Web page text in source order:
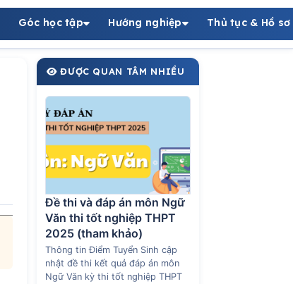
Góc học tập Hướng nghiệp Thủ tục & Hồ
ĐƯỢC QUAN TÂM NHIỀU
Đề thi và đáp án môn Ngữ
Văn thi tốt nghiệp THPT
2025 (tham khảo)
Thông tin Điểm Tuyển Sinh cập
nhật đề thi kết quả đáp án môn
Ngữ Văn kỳ thi tốt nghiệp THPT